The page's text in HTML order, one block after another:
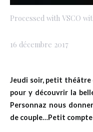
Processed with VSCO
16 décembre 2017
Jeudi soir, petit théâtre
pour y découvrir la
Personnaz nous
de couple…Petit